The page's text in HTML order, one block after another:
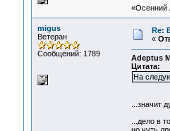
«Осенний
migus
Ветеран
Сообщений: 1789
Re:
«
Adeptus
Цитата:
На
...значит
...дело в